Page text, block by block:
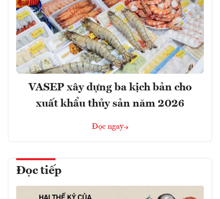
VASEP xây dựng ba kịch bản cho
xuất khẩu thủy sản năm 2026
Đọc ngay
Đọc tiếp